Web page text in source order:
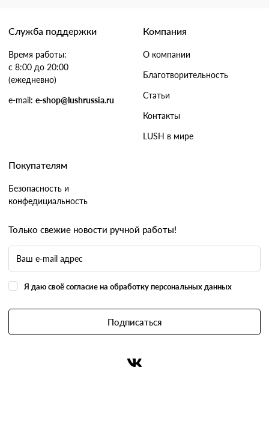
Служба поддержки
Время работы:
с 8:00 до 20:00
(ежедневно)
e-mail: e-shop@lushrussia.ru
Компания
О компании
Благотворительность
Статьи
Контакты
LUSH в мире
Покупателям
Безопасность и
конфедициальность
Только свежие новости ручной работы!
Я даю своё согласие на обработку персональных данных
Подписаться